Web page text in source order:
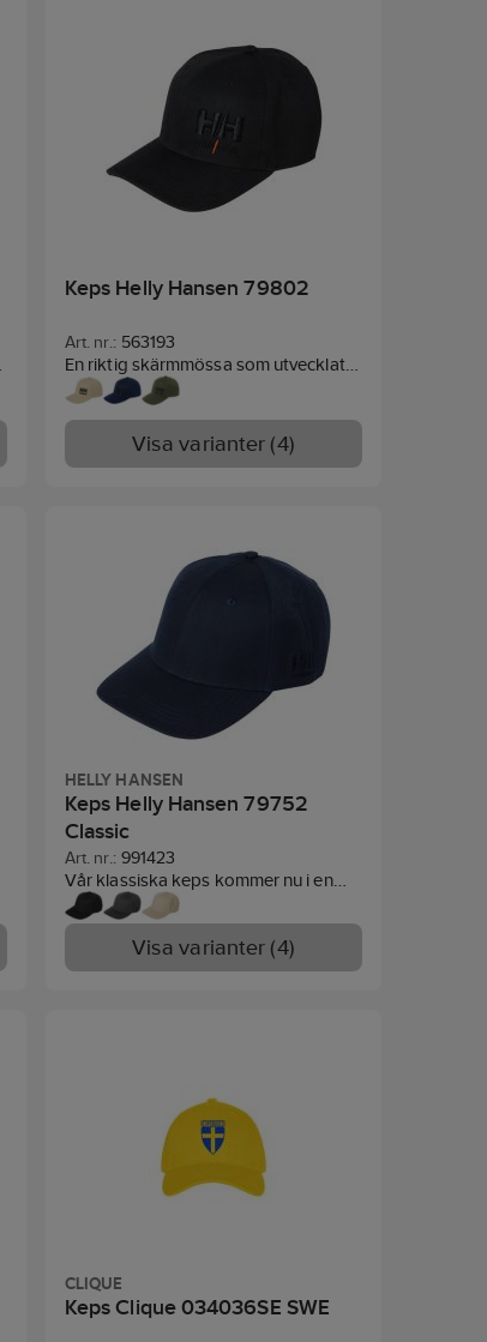
Keps Helly Hansen 79802
Art. nr.: 563193
En riktig skärmmössa som utvecklats
av användare finns nu med
camouflagemönster.
polyester.Visa varianter (4)
HELLY HANSEN
Keps Helly Hansen 79752
Classic
Art. nr.: 991423
Vår klassiska keps kommer nu i en
nertonad version med logga som går
ton-i-ton. Perfekt för att kunna ha
möjlighet att placera sin egen logga.
Visa varianter (4)
CLIQUE
Keps Clique 034036SE SWE